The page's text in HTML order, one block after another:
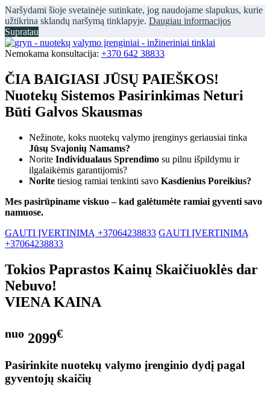
Naršydami šioje svetainėje sutinkate, jog naudojame slapukus, kurie
užtikrina sklandų naršymą tinklapyje. Daugiau informacijos
Supratau
Nemokama konsultacija: +370 642 38833
ČIA BAIGIASI JŪSŲ PAIEŠKOS!
Nuotekų Sistemos Pasirinkimas Neturi
Būti Galvos Skausmas
Nežinote, koks nuotekų valymo įrenginys geriausiai tinka
Jūsų Svajonių Namams?
Norite Individualaus Sprendimo su pilnu išpildymu ir
ilgalaikėmis garantijomis?
Norite tiesiog ramiai tenkinti savo Kasdienius Poreikius?
Mes pasirūpiname viskuo – kad galėtumėte ramiai gyventi savo
namuose.
GAUTI ĮVERTINIMĄ +37064238833 GAUTI ĮVERTINIMĄ
+37064238833
Tokios Paprastos Kainų Skaičiuoklės dar
Nebuvo!
VIENA KAINA
nuo 2099€
Pasirinkite nuotekų valymo įrenginio dydį pagal
gyventojų skaičių